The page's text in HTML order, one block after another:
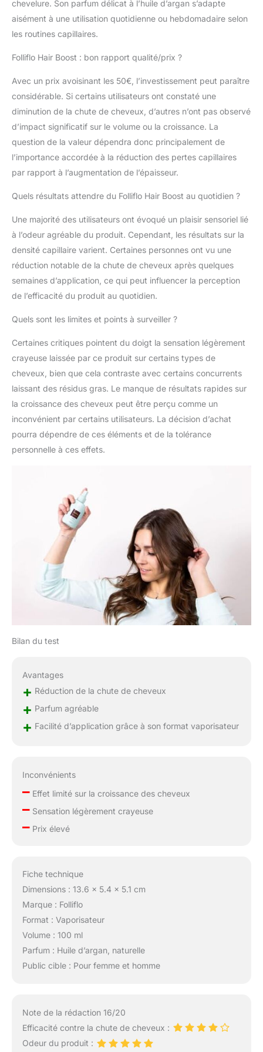
dermatologue formé par
restaurer les cheveux
au volume plus pleins –
avec de la biotine, du
panthénol, des extraits
botaniques d'arbre à thé
et de l'huile d'argan.
Stimule la croissance,
réduit la perte de cheveux.
une à deux fois par jour
dans votre routine post-
douche. Stimule les
cellules souches
folliculaires pour favoriser
la croissance des
cheveux, augmenter la
force des nouveaux
minimisation des cheveux
cheveux. Utilisation
quotidienne constante
pendant au moins un
de cheveux, bien que des
résultats plus rapides
soient souvent observés.
Les bienfaits secondaires
n'est pas un substitut au
bon diagnostic médical et
au traitement de la perte
de cheveux. Folliflo
n'améliore pas toutes les
conditions de perte de
cheveux, mais peut
devenir une partie
essentielle de votre régime
pour des cheveux sains.
chevelure. Son parfum délicat à l’huile d’argan s’adapte
aisément à une utilisation quotidienne ou hebdomadaire selon
les routines capillaires.
Folliflo Hair Boost : bon rapport qualité/prix ?
Avec un prix avoisinant les 50€, l’investissement peut paraître
considérable. Si certains utilisateurs ont constaté une
diminution de la chute de cheveux, d’autres n’ont pas observé
d’impact significatif sur le volume ou la croissance. La
question de la valeur dépendra donc principalement de
l’importance accordée à la réduction des pertes capillaires
par rapport à l’augmentation de l’épaisseur.
Quels résultats attendre du Folliflo Hair Boost au quotidien ?
Une majorité des utilisateurs ont évoqué un plaisir sensoriel lié
à l’odeur agréable du produit. Cependant, les résultats sur la
densité capillaire varient. Certaines personnes ont vu une
réduction notable de la chute de cheveux après quelques
semaines d’application, ce qui peut influencer la perception
de l’efficacité du produit au quotidien.
Quels sont les limites et points à surveiller ?
Certaines critiques pointent du doigt la sensation légèrement
crayeuse laissée par ce produit sur certains types de
cheveux, bien que cela contraste avec certains concurrents
laissant des résidus gras. Le manque de résultats rapides sur
la croissance des cheveux peut être perçu comme un
inconvénient par certains utilisateurs. La décision d’achat
pourra dépendre de ces éléments et de la tolérance
personnelle à ces effets.
Bilan du test
Avantages
+ Réduction de la chute de cheveux
+ Parfum agréable
+ Facilité d’application grâce à son format vaporisateur
Inconvénients
–Effet limité sur la croissance des cheveux
–Sensation légèrement crayeuse
–Prix élevé
Fiche technique
Dimensions : 13.6 x 5.4 x 5.1 cm
Marque : Folliflo
Format : Vaporisateur
Volume : 100 ml
Parfum : Huile d’argan, naturelle
Public cible : Pour femme et homme
Note de la rédaction 16/20
Efficacité contre la chute de cheveux :
Odeur du produit :